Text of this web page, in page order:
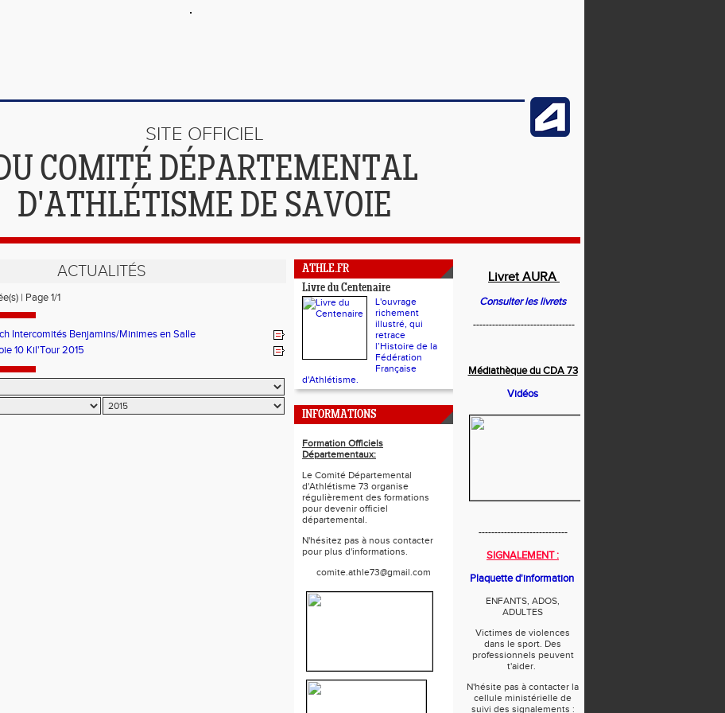
SITE OFFICIEL
COMITÉ DÉPARTEMENTAL
D'ATHLÉTISME DE SAVOIE
ACTUALITÉS
| Page 1/1
Intercomités Benjamins/Minimes en Salle
10 Kil'Tour 2015
ATHLE.FR
Livre du Centenaire
L'ouvrage
richement
illustré, qui
retrace
l’Histoire de la
Fédération
Française
d'Athlétisme.
INFORMATIONS
Formation Officiels
Départementaux:
Le Comité Départemental
d'Athlétisme 73 organise
régulièrement des formations
pour devenir officiel
départemental.
N'hésitez pas à nous contacter
pour plus d'informations.
comite.athle73@gmail.com
Livret AURA
Consulter les livrets
--------------------------------
Médiathèque du CDA 73
Vidéos
----------------------------
SIGNALEMENT :
Plaquette d'information
ENFANTS, ADOS,
ADULTES
Victimes de violences
dans le sport. Des
professionnels peuvent
t'aider.
N'hésite pas à contacter la
cellule ministérielle de
suivi des signalements :